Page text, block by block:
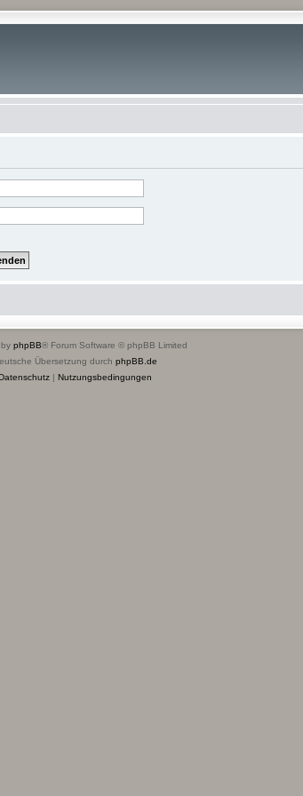
phpBB® Forum Software © phpBB Limited
Übersetzung durch phpBB.de
| Nutzungsbedingungen